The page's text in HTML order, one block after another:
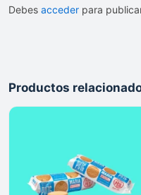
Debes acceder para
Productos